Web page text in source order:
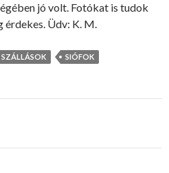
jó volt. Fotókat is tudok
érdekes. Üdv: K. M.
SIÓFOK